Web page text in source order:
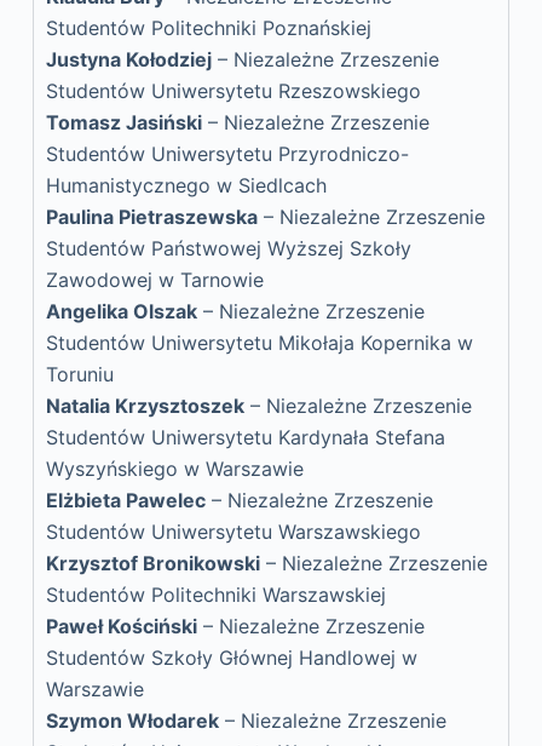
Studentów Politechniki Poznańskiej
Justyna Kołodziej– Niezależne Zrzeszenie
Studentów Uniwersytetu Rzeszowskiego
Tomasz Jasiński– Niezależne Zrzeszenie
Studentów Uniwersytetu Przyrodniczo-
Humanistycznego w Siedlcach
Paulina Pietraszewska– Niezależne Zrzeszenie
Studentów Państwowej Wyższej Szkoły
Zawodowej w Tarnowie
Angelika Olszak– Niezależne Zrzeszenie
Studentów Uniwersytetu Mikołaja Kopernika w
Toruniu
Natalia Krzysztoszek– Niezależne Zrzeszenie
Studentów Uniwersytetu Kardynała Stefana
Wyszyńskiego w Warszawie
Elżbieta Pawelec– Niezależne Zrzeszenie
Studentów Uniwersytetu Warszawskiego
Krzysztof Bronikowski– Niezależne Zrzeszenie
Studentów Politechniki Warszawskiej
Paweł Kościński– Niezależne Zrzeszenie
Studentów Szkoły Głównej Handlowej w
Warszawie
Szymon Włodarek– Niezależne Zrzeszenie